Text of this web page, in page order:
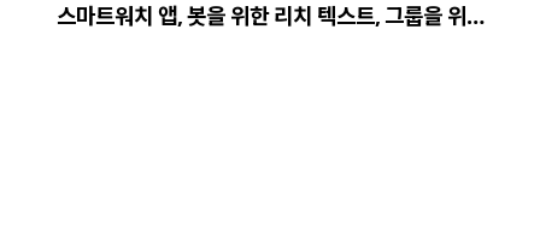
스마트워치 앱, 봇을 위한 리치 텍스트, 그룹을 위…